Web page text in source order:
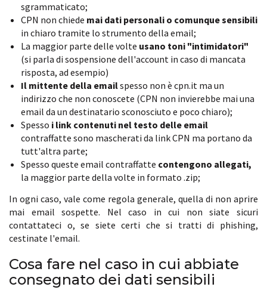
sgrammaticato;
CPN non chiede mai dati personali o comunque sensibili
in chiaro tramite lo strumento della email;
La maggior parte delle volte usano toni "intimidatori"
(si parla di sospensione dell'account in caso di mancata
risposta, ad esempio)
Il mittente della emailspesso non è cpn.it ma un
indirizzo che non conoscete (CPN non invierebbe mai una
email da un destinatario sconosciuto e poco chiaro);
Spesso i link contenuti nel testo delle email
contraffatte sono mascherati da link CPN ma portano da
tutt'altra parte;
Spesso queste email contraffatte contengono allegati,
la maggior parte della volte in formato .zip;
In ogni caso, vale come regola generale, quella di non aprire
mai email sospette. Nel caso in cui non siate sicuri
contattateci o, se siete certi che si tratti di phishing,
cestinate l'email.
Cosa fare nel caso in cui abbiate
consegnato dei dati sensibili